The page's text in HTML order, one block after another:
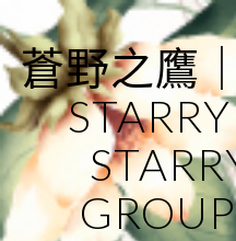
to
content
蒼野之鷹